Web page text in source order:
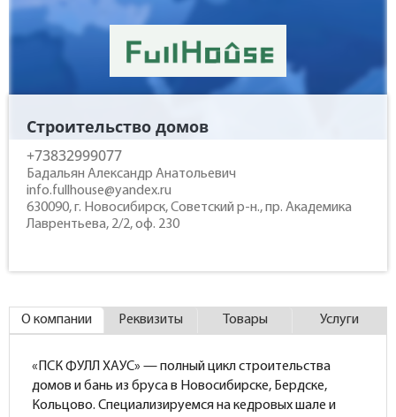
Контакты
Строительство домов
+73832999077
Бадальян Александр Анатольевич
info.fullhouse@yandex.ru
630090, г. Новосибирск, Советский р-н., пр. Академика
Лаврентьева, 2/2, оф. 230
О компании Реквизиты Товары Услуги
«ПСК ФУЛЛ ХАУС» — полный цикл строительства
домов и бань из бруса в Новосибирске, Бердске,
Кольцово. Специализируемся на кедровых шале и